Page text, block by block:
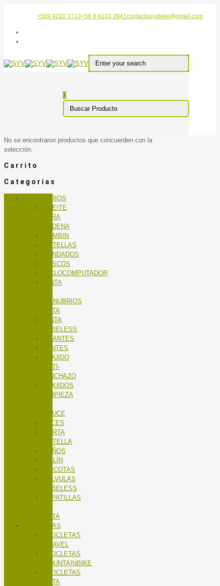
+569 9220 1713+56 9 6133 3941contactosyvbike@gmail.com
0
No se encontraron productos que concuerden con la
selección.
Carrito
Categorías
ACCESORIOS
ACEITE
PARA
CADENA
BOMBIN
BOTELLAS
CANDADOS
CASCOS
CICLOCOMPUTADOR
CINTA
MANUBRIOS
RUTA
CINTA
TUBELESS
GUANTES
LENTES
LÍQUIDO
ANTI-
PINCHAZO
LÍQUIDOS
LIMPIEZA
SAUCE
LUCES
PORTA
BOTELLA
PUÑOS
SILLÍN
TRICOTAS
VALVULAS
TUBELESS
ZAPATILLAS
RUTA
BICICLETAS
BICICLETAS
GRAVEL
BICICLETAS
MOUNTAINBIKE
BICICLETAS
RUTA